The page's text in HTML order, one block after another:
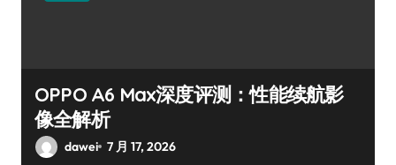
OPPO A6 Max深度评测：性能续航影
像全解析
dawei 7 月 17, 2026